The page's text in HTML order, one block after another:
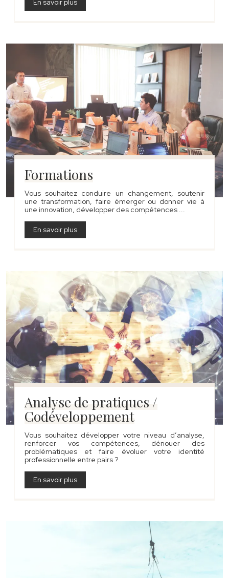
En savoir plus
Formations
Vous souhaitez conduire un changement, soutenir
une transformation, faire émerger ou donner vie à
une innovation, développer des compétences ...
En savoir plus
Analyse de pratiques /
Codéveloppement
Vous souhaitez développer votre niveau d’analyse,
renforcer vos compétences, dénouer des
problématiques et faire évoluer votre identité
professionnelle entre pairs ?
En savoir plus